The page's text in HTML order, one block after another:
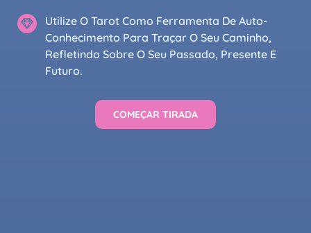
Utilize O Tarot Como Ferramenta De Auto-
Conhecimento Para Traçar O Seu Caminho,
Refletindo Sobre O Seu Passado, Presente E
Futuro.
COMEÇAR TIRADA